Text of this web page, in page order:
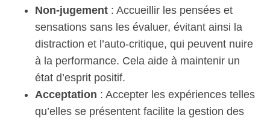
Non-jugement: Accueillir les pensées et
sensations sans les évaluer, évitant ainsi la
distraction et l’auto-critique, qui peuvent nuire
à la performance. Cela aide à maintenir un
état d’esprit positif.
Acceptation : Accepter les expériences telles
qu’elles se présentent facilite la gestion des